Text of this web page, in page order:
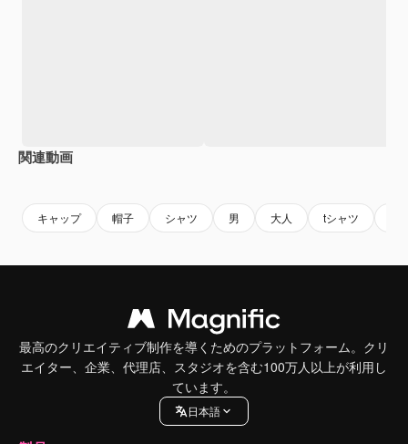
関連動画
キャップ 帽子 シャツ 男 大人 tシャツ
最高のクリエイティブ制作を導くためのプラットフォーム。クリ
エイター、企業、代理店、スタジオを含む100万人以上が利用し
ています。
日本語